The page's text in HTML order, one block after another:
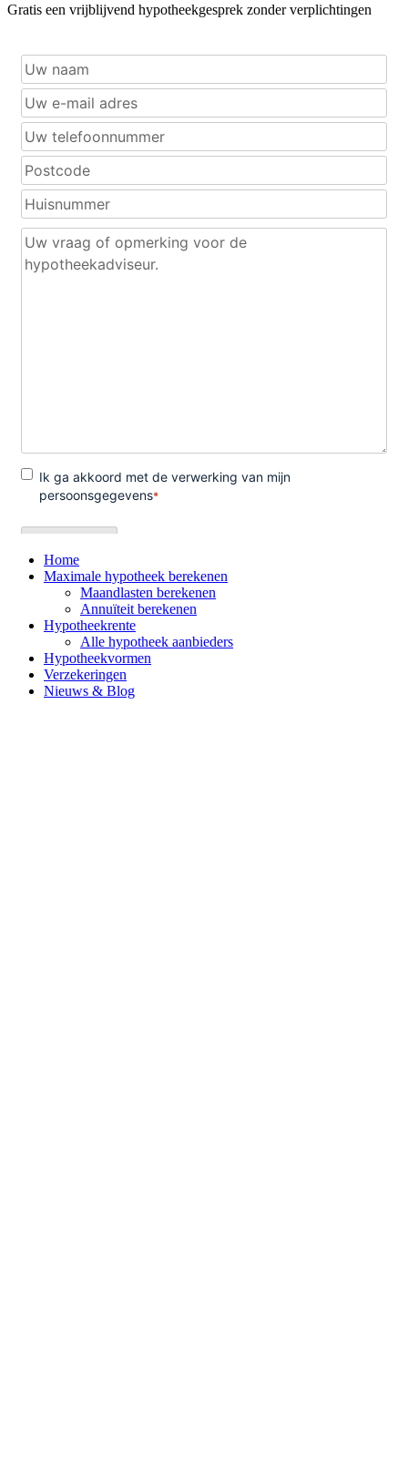
Gratis een vrijblijvend hypotheekgesprek zonder verplichtingen
Home
Maximale hypotheek berekenen
Maandlasten berekenen
Annuïteit berekenen
Hypotheekrente
Alle hypotheek aanbieders
Hypotheekvormen
Verzekeringen
Nieuws & Blog